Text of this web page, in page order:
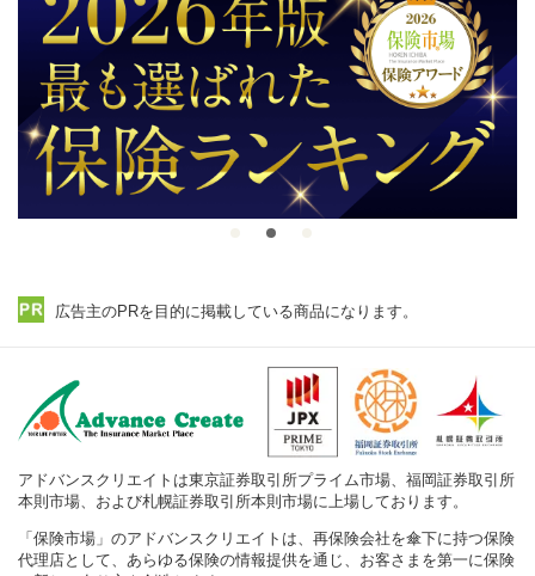
広告主のPRを目的に掲載している商品になります。
アドバンスクリエイトは東京証券取引所プライム市場、福岡証券取引所
本則市場、および札幌証券取引所本則市場に上場しております。
「保険市場」のアドバンスクリエイトは、再保険会社を傘下に持つ保険
代理店として、あらゆる保険の情報提供を通じ、お客さまを第一に保険